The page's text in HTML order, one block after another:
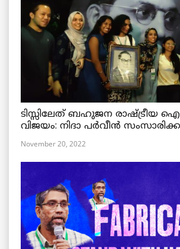
ടിസ്സിലേത് ബഹുജന രാഷ്ട്രീയ
വിജയം: നിദാ പർവീൻ
November 20, 2022